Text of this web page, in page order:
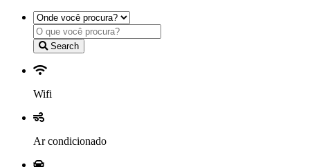
Search
Wifi
Ar condicionado